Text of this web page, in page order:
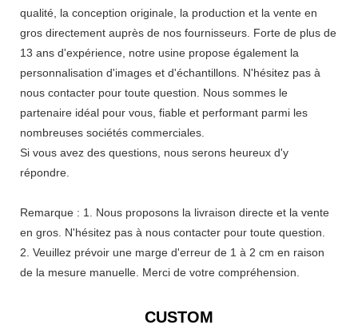
qualité, la conception originale, la production et la vente en
gros directement auprès de nos fournisseurs. Forte de plus de
13 ans d'expérience, notre usine propose également la
personnalisation d'images et d'échantillons. N'hésitez pas à
nous contacter pour toute question. Nous sommes le
partenaire idéal pour vous, fiable et performant parmi les
nombreuses sociétés commerciales.
Si vous avez des questions, nous serons heureux d'y
répondre.
Remarque : 1. Nous proposons la livraison directe et la vente
en gros. N'hésitez pas à nous contacter pour toute question.
2. Veuillez prévoir une marge d'erreur de 1 à 2 cm en raison
de la mesure manuelle. Merci de votre compréhension.
CUSTOM